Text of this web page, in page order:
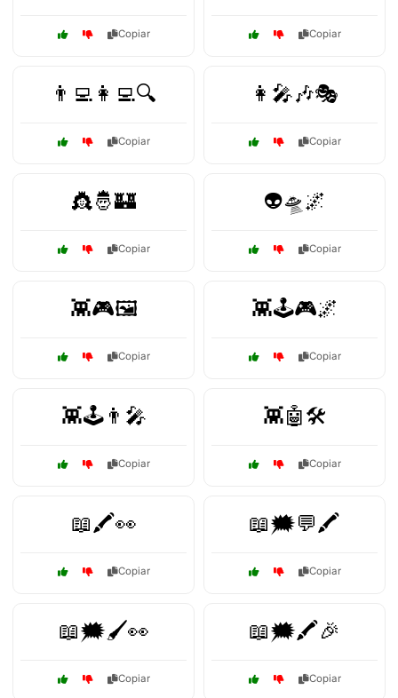
Copiar Copiar
👨‍💻👩‍💻🔍
Copiar
👩‍🎤🎶🎭
Copiar
👸🤴🏰
Copiar
👽🛸🌌
Copiar
👾🎮🖼️
Copiar
👾🕹️🎮🌌
Copiar
👾🕹️👨‍🎤
Copiar
👾🤖🛠️
Copiar
📖🖍️👀
Copiar
📖🗯️💬🖍️
Copiar
📖🗯️🖌️👀
Copiar
📖🗯️🖍️🎉
Copiar